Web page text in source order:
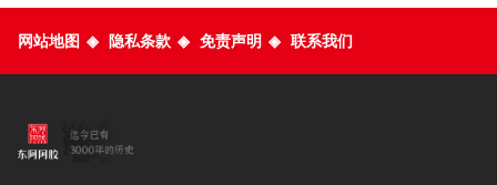
网站地图 ◈ 隐私条款 ◈ 免责声明 ◈ 联系我们